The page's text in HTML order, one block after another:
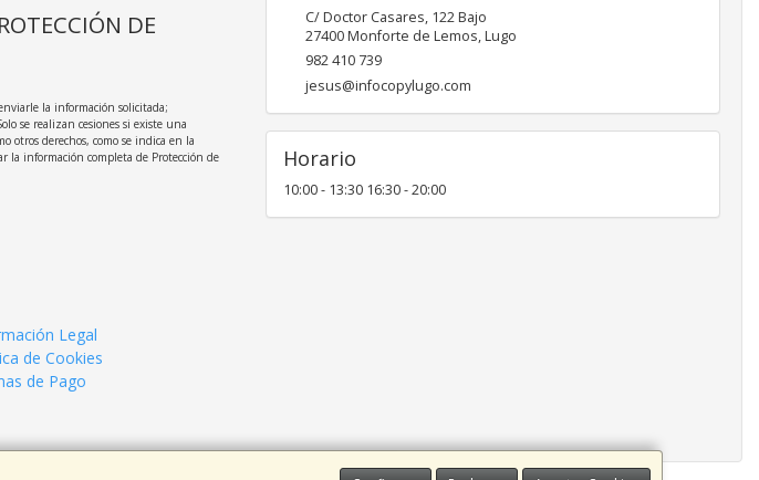
DE
la información solicitada;
se realizan cesiones si existe una
otros derechos, como se indica en la
la información completa de Protección de
Legal
de Cookies
de Pago
C/ Doctor Casares, 122 Bajo
27400Monforte de Lemos,Lugo
982 410 739
jesus@infocopylugo.com
Horario
10:00 - 13:30 16:30 - 20:00